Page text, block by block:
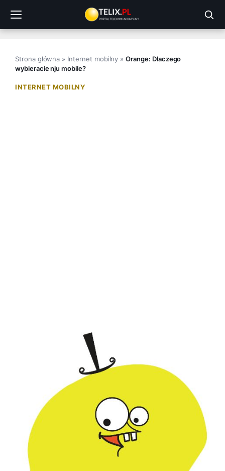
treści
Strona główna » Internet mobilny »Orange: Dlaczego
wybieracie nju mobile?
INTERNET MOBILNY